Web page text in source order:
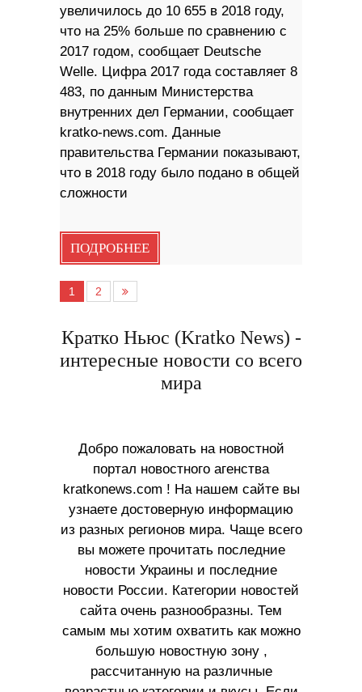
увеличилось до 10 655 в 2018 году,
что на 25% больше по сравнению с
2017 годом, сообщает Deutsche
Welle. Цифра 2017 года составляет 8
483, по данным Министерства
внутренних дел Германии, сообщает
kratko-news.com. Данные
правительства Германии показывают,
что в 2018 году было подано в общей
сложности
ПОДРОБНЕЕ
1 2
Кратко Ньюс (Kratko News) -
интересные новости со всего
мира
Добро пожаловать на новостной
портал новостного агенства
kratkonews.com ! На нашем сайте вы
узнаете достоверную информацию
из разных регионов мира. Чаще всего
вы можете прочитать последние
новости Украины и последние
новости России. Категории новостей
сайта очень разнообразны. Тем
самым мы хотим охватить как можно
большую новостную зону ,
рассчитанную на различные